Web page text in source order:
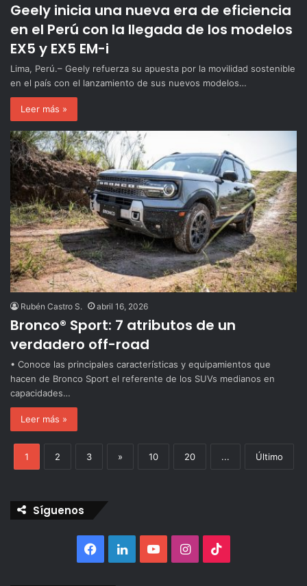
Geely inicia una nueva era de eficiencia
en el Perú con la llegada de los modelos
EX5 y EX5 EM-i
Lima, Perú.– Geely refuerza su apuesta por la movilidad sostenible
en el país con el lanzamiento de sus nuevos modelos…
Leer más »
Rubén Castro S. abril 16, 2026
Bronco® Sport: 7 atributos de un
verdadero off-road
• Conoce las principales características y equipamientos que
hacen de Bronco Sport el referente de los SUVs medianos en
capacidades…
Leer más »
1 2 3 » 10 20 ... Último
Síguenos
Facebook
LinkedInYouTubeInstagram